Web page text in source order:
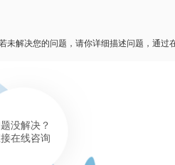
未解决您的问题，请你详细描述问题，通过
没解决？
在线咨询